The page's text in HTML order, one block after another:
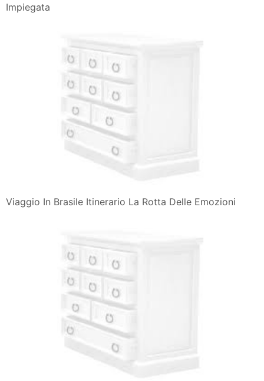
Impiegata
Viaggio In Brasile Itinerario La Rotta Delle Emozioni